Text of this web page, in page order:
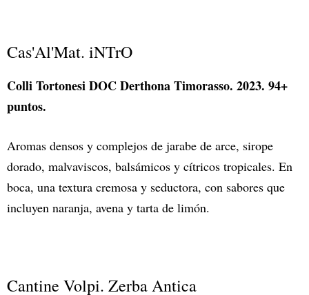
Cas'Al'Mat. iNTrO
Colli Tortonesi DOC Derthona Timorasso. 2023. 94+
puntos.
Aromas densos y complejos de jarabe de arce, sirope
dorado, malvaviscos, balsámicos y cítricos tropicales. En
boca, una textura cremosa y seductora, con sabores que
incluyen naranja, avena y tarta de limón.
Cantine Volpi. Zerba Antica